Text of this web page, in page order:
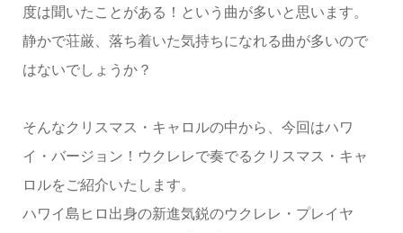
度は聞いたことがある！という曲が多いと思います。
静かで荘厳、落ち着いた気持ちになれる曲が多いので
はないでしょうか？
そんなクリスマス・キャロルの中から、今回はハワ
イ・バージョン！ウクレレで奏でるクリスマス・キャ
ロルをご紹介いたします。
ハワイ島ヒロ出身の新進気鋭のウクレレ・プレイヤ